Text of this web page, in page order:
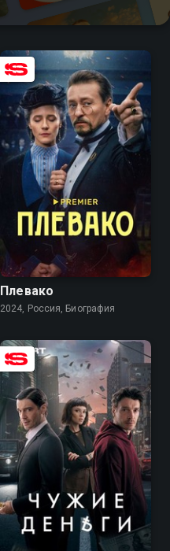
6.3
Плевако
2024, Россия, Биография